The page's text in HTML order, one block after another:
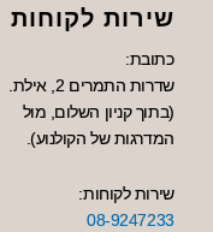
שירות לקוחות
כתובת:
שדרות התמרים 2, אילת.
(בתוך קניון השלום, מול
המדרגות של הקולנוע).
שירות לקוחות:
08-9247233